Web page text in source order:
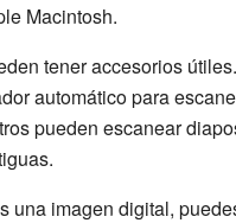
Macintosh.
tener accesorios
automático para
pueden escanear
una imagen digital,